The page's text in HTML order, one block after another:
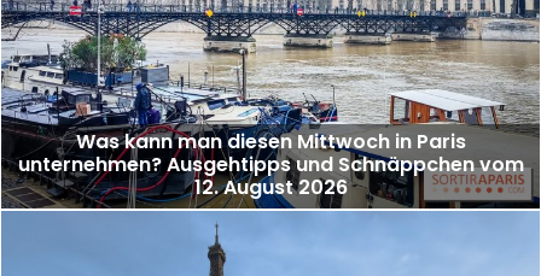
Was kann man diesen Mittwoch in Paris
unternehmen? Ausgehtipps und Schnäppchen vom
12. August 2026